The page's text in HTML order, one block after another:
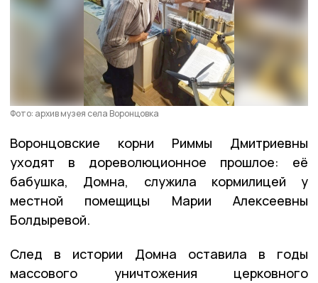
Фото: архив музея села Воронцовка
Воронцовские корни Риммы Дмитриевны
уходят в дореволюционное прошлое: её
бабушка, Домна, служила кормилицей у
местной помещицы Марии Алексеевны
Болдыревой.
След в истории Домна оставила в годы
массового уничтожения церковного